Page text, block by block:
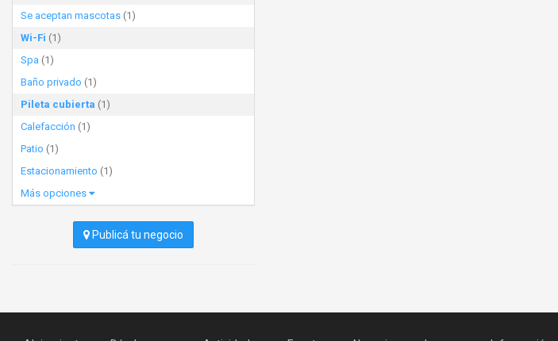
Se aceptan mascotas (1)
Wi-Fi (1)
Spa (1)
Baño privado (1)
Pileta cubierta (1)
Calefacción (1)
Patio (1)
Estacionamiento (1)
Más opciones
Publicá tu negocio